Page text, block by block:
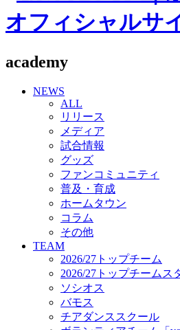
2026/27トップチーム
2026/27トップチームス
バモス
ボランティアチーム「
ビクトリーロード
HOMEGAME
観戦ルール＆マナー
ホームゲーム運営管理規
Jリーグ運営管理規定
写真・動画使用ガイドラ
ロートフィールド奈良
SCHEDULE
2026/27
練習見学時のファンサ
TICKET
奈良クラブ明治安田J3
合観戦チケット
奈良クラブ明治安田Ｊ3
「鹿パス」
観戦ルール＆マナー
academy
NEWS
ALL
リリース
メディア
試合情報
グッズ
ファンコミュニティ
普及・育成
ホームタウン
コラム
その他
TEAM
2026/27トップチーム
2026/27トップチームス
ソシオス
バモス
チアダンススクール